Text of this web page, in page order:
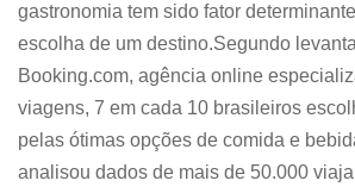
gastronomia tem sido fator
escolha de um destino.Segundo
Booking.com, agência online
viagens, 7 em cada 10 brasileiros
pelas ótimas opções de comida e
analisou dados de mais de 50.000